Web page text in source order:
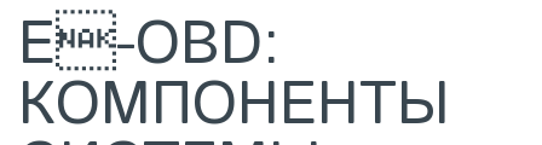
E-OBD:
КОМПОНЕНТЫ